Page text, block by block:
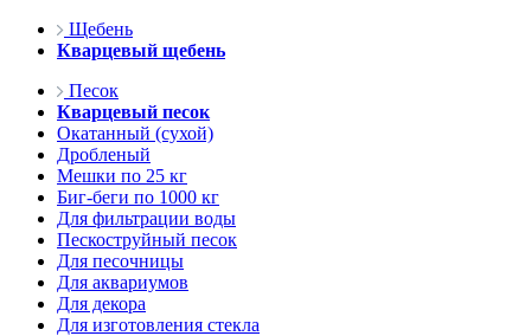
Щебень
Кварцевый щебень
Песок
Кварцевый песок
Окатанный (сухой)
Дробленый
Мешки по 25 кг
Биг-беги по 1000 кг
Для фильтрации воды
Пескоструйный песок
Для песочницы
Для аквариумов
Для декора
Для изготовления стекла